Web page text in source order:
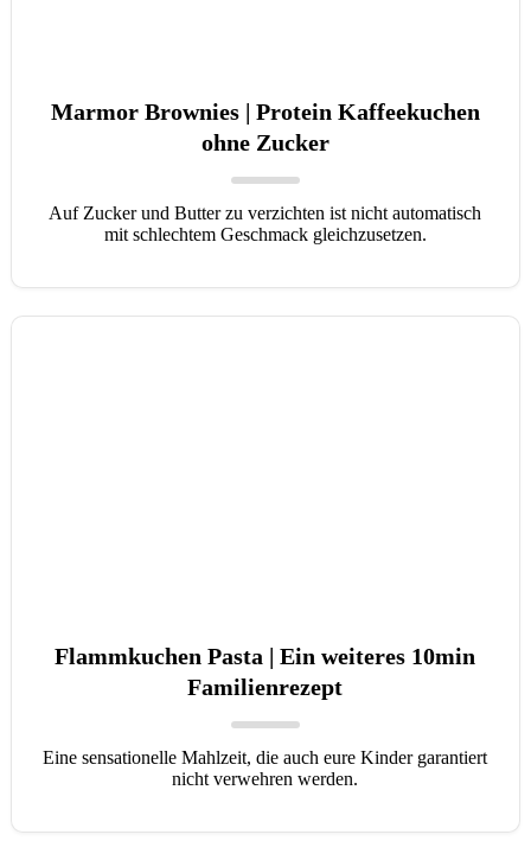
Marmor Brownies | Protein Kaffeekuchen
ohne Zucker
Auf Zucker und Butter zu verzichten ist nicht automatisch
mit schlechtem Geschmack gleichzusetzen.
Flammkuchen Pasta | Ein weiteres 10min
Familienrezept
Eine sensationelle Mahlzeit, die auch eure Kinder garantiert
nicht verwehren werden.